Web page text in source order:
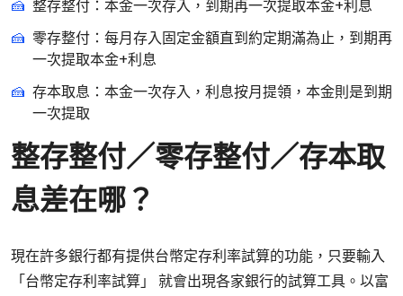
整存整付：本金一次存入，到期再一次提取本金+利息
零存整付：每月存入固定金額直到約定期滿為止，到期再
一次提取本金+利息
存本取息：本金一次存入，利息按月提領，本金則是到期
一次提取
整存整付／零存整付／存本取
息差在哪？
現在許多銀行都有提供台幣定存利率試算的功能，只要輸入
「台幣定存利率試算」 就會出現各家銀行的試算工具。以富